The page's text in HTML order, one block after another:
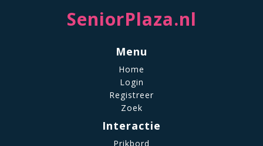
SeniorPlaza.nl
Menu
Home
Login
Registreer
Zoek
Interactie
Prikbord